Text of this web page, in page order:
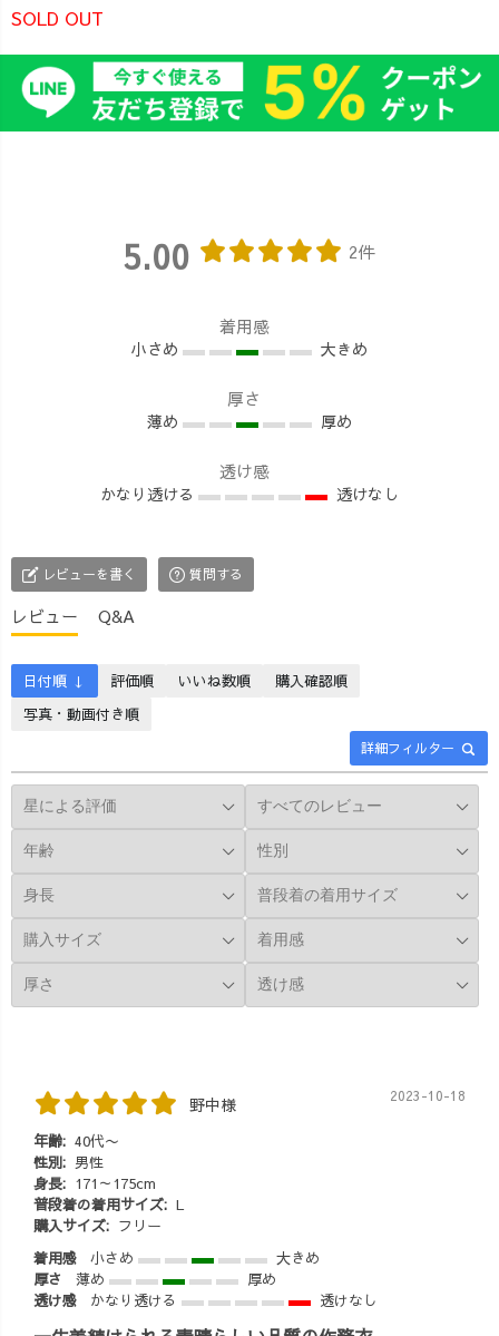
SOLD OUT
5.00 2件
着用感
小さめ 大きめ
厚さ
薄め 厚め
透け感
かなり透ける 透けなし
レビューを書く 質問する
レビュー Q&A
詳細フィルター
日付順 ↓ 評価順 いいね数順
購入確認順
写真・動画付き順
野中様 2023-10-18
年齢: 40代〜
性別: 男性
身長: 171～175cm
普段着の着用サイズ: L
購入サイズ: フリー
着用感
小さめ
大きめ
厚さ
薄め
厚め
透け感
かなり透ける 透けなし